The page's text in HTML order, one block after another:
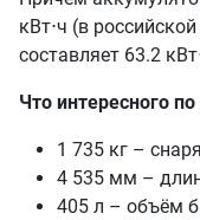
кВт⋅ч (в
составляет 63.2
Что интересного
1 735 кг –
4 535 мм –
405 л – объём